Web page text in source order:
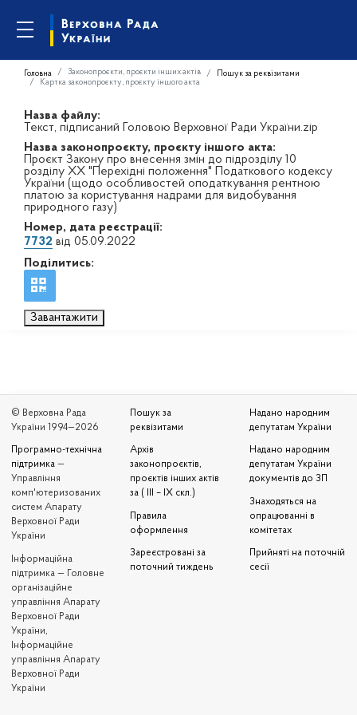
Головна Законопроєкти, проєкти інших актів
Пошук за реквізитами
Картка законопроєкту, проєкту іншого акта
Назва файлу:
Текст, підписаний Головою Верховної Ради України.zip
Назва законопроєкту, проєкту іншого акта:
Проєкт Закону про внесення змін до підрозділу 10
розділу ХХ "Перехідні положення" Податкового кодексу
України (щодо особливостей оподаткування рентною
платою за користування надрами для видобування
природного газу)
Номер, дата реєстрації:
7732 від 05.09.2022
Поділитись:
Завантажити
© Верховна Рада
України 1994—2026
Програмно-технічна
підтримка —
Управління
комп'ютеризованих
систем Апарату
Верховної Ради
України
Iнформаційна
підтримка — Головне
організаційне
управління Апарату
Верховної Ради
України,
Інформаційне
управління Апарату
Верховної Ради
України
Пошук за
реквізитами
Архів
законопроєктів,
проєктів інших актів
за ( III – IX скл.)
Правила
оформлення
Зареєстровані за
поточний тиждень
Надано народним
депутатам України
Надано народним
депутатам України
документів до ЗП
Знаходяться на
опрацюванні в
комітетах
Прийняті на поточній
сесії